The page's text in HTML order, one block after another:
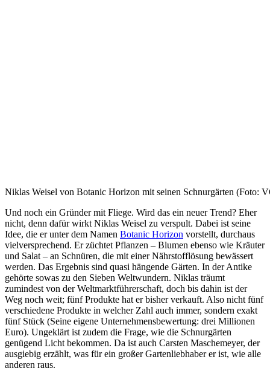
Niklas Weisel von Botanic Horizon mit seinen Schnurgärten (Foto:
Und noch ein Gründer mit Fliege. Wird das ein neuer Trend? Eher
nicht, denn dafür wirkt Niklas Weisel zu verspult. Dabei ist seine
Idee, die er unter dem Namen Botanic Horizon vorstellt, durchaus
vielversprechend. Er züchtet Pflanzen – Blumen ebenso wie Kräuter
und Salat – an Schnüren, die mit einer Nährstofflösung bewässert
werden. Das Ergebnis sind quasi hängende Gärten. In der Antike
gehörte sowas zu den Sieben Weltwundern. Niklas träumt
zumindest von der Weltmarktführerschaft, doch bis dahin ist der
Weg noch weit; fünf Produkte hat er bisher verkauft. Also nicht fünf
verschiedene Produkte in welcher Zahl auch immer, sondern exakt
fünf Stück (Seine eigene Unternehmensbewertung: drei Millionen
Euro). Ungeklärt ist zudem die Frage, wie die Schnurgärten
genügend Licht bekommen. Da ist auch Carsten Maschemeyer, der
ausgiebig erzählt, was für ein großer Gartenliebhaber er ist, wie alle
anderen raus.